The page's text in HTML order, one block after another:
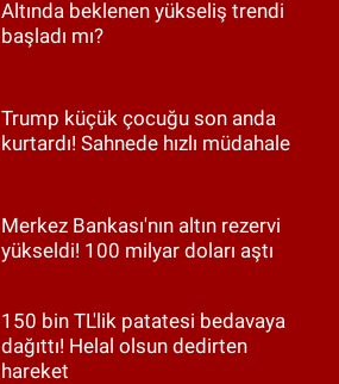
Altında beklenen yükseliş trendi
başladı mı?
Trump küçük çocuğu son anda
kurtardı! Sahnede hızlı müdahale
Merkez Bankası'nın altın rezervi
yükseldi! 100 milyar doları aştı
150 bin TL'lik patatesi bedavaya
dağıttı! Helal olsun dedirten
hareket